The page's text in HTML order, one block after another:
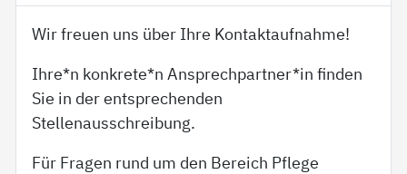
Wir freuen uns über Ihre Kontaktaufnahme!
Ihre*n konkrete*n Ansprechpartner*in finden
Sie in der entsprechenden
Stellenausschreibung.
Für Fragen rund um den Bereich Pflege